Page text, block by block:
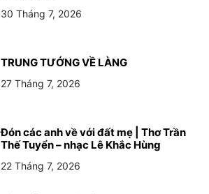
30 Tháng 7, 2026
TRUNG TƯỚNG VỀ LÀNG
27 Tháng 7, 2026
Đón các anh về với đất mẹ | Thơ Trần
Thế Tuyển – nhạc Lê Khắc Hùng
22 Tháng 7, 2026